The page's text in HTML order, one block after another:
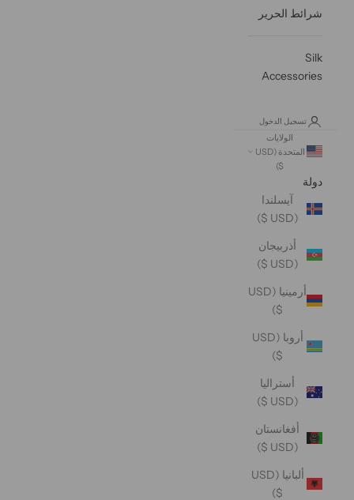
شرائط الحرير
Silk
Accessories
تسجيل الدخول
الولايات
المتحدة (USD
$)
دولة
آيسلندا
(USD $)
أذربيجان
(USD $)
أرمينيا (USD
$)
أروبا (USD
$)
أستراليا
(USD $)
أفغانستان
(USD $)
ألبانيا (USD
$)